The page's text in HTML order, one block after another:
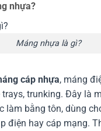
nhựa?
Máng nhựa là gì?
cáp nhựa, máng
trunking. Đây là
làm bằng tôn, dùng
điện hay cáp mạng.